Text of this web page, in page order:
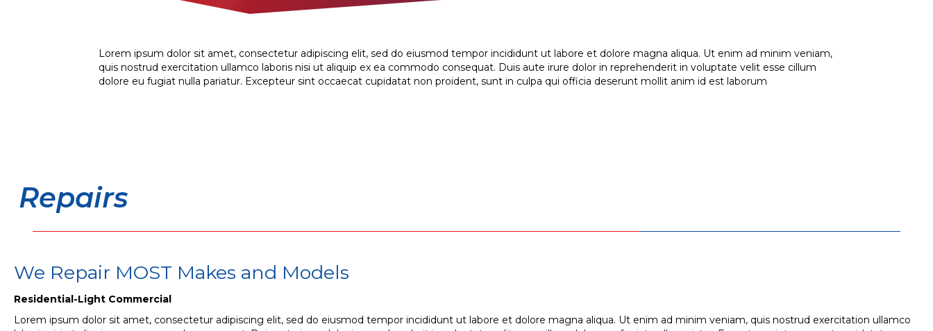
Lorem ipsum dolor sit amet, consectetur adipiscing elit, sed do eiusmod tempor incididunt ut labore et dolore magna aliqua. Ut enim ad minim veniam,
quis nostrud exercitation ullamco laboris nisi ut aliquip ex ea commodo consequat. Duis aute irure dolor in reprehenderit in voluptate velit esse cillum
dolore eu fugiat nulla pariatur. Excepteur sint occaecat cupidatat non proident, sunt in culpa qui officia deserunt mollit anim id est laborum
Repairs
We Repair MOST Makes and Models
Residential-Light Commercial
Lorem ipsum dolor sit amet, consectetur adipiscing elit, sed do eiusmod tempor incididunt ut labore et dolore magna aliqua. Ut enim ad minim veniam, quis nostrud exercitation ullamco